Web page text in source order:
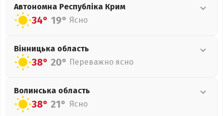
Автономна Республіка Крим
34° 19° Ясно
Вінницька область
38° 20° Переважно ясно
Волинська область
38° 21° Ясно